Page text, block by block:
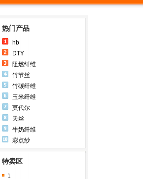
热门产品
hb
DTY
阻燃纤维
竹节丝
竹碳纤维
玉米纤维
莫代尔
天丝
牛奶纤维
彩点纱
特卖区
1